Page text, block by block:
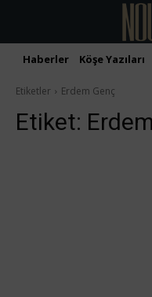
Haberler Köşe Yazıları
Etiketler Erdem Genç
Etiket: